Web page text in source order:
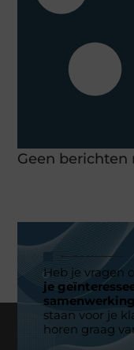
Geen
Heb je vragen
je
staan voor je
horen graag